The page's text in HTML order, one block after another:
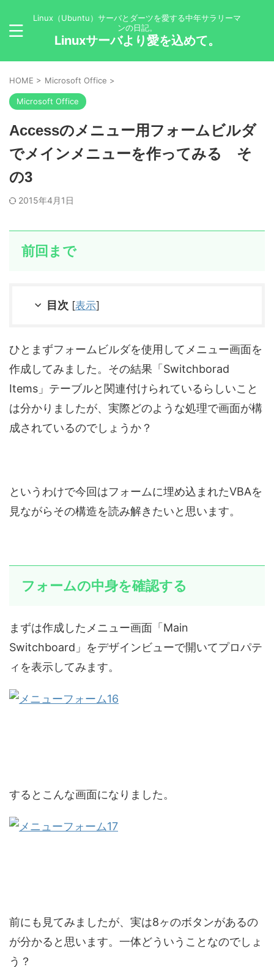
Linux（Ubuntu）サーバとダーツを愛する中年サラリーマ
ンの日記。
Linuxサーバより愛を込めて。
HOME > Microsoft Office >
Microsoft Office
Accessのメニュー用フォームビルダ
でメインメニューを作ってみる そ
の3
2015年4月1日
前回まで
目次 [表示]
ひとまずフォームビルダを使用してメニュー画面を
作成してみました。その結果「Switchborad
Items」テーブルと関連付けられているらしいこと
は分かりましたが、実際どのような処理で画面が構
成されているのでしょうか？
というわけで今回はフォームに埋め込まれたVBAを
見ながらその構造を読み解きたいと思います。
フォームの中身を確認する
まずは作成したメニュー画面「Main
Switchboard」をデザインビューで開いてプロパテ
ィを表示してみます。
するとこんな画面になりました。
前にも見てみましたが、実は8ヶのボタンがあるの
が分かると思います。一体どういうことなのでしょ
う？